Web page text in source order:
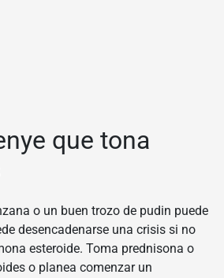
que tona
o un buen trozo de pudin puede
desencadenarse una crisis si no
esteroide. Toma prednisona o
o planea comenzar un